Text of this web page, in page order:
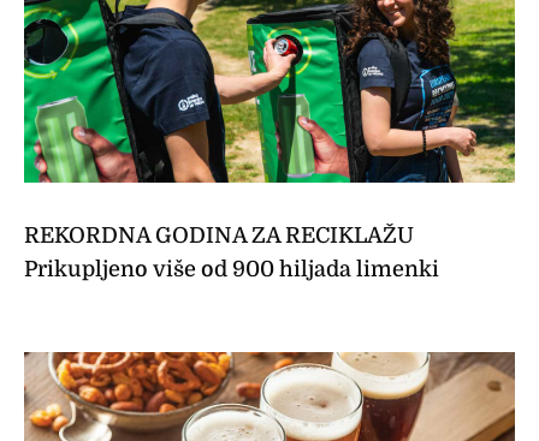
REKORDNA GODINA ZA RECIKLAŽU
Prikupljeno više od 900 hiljada limenki